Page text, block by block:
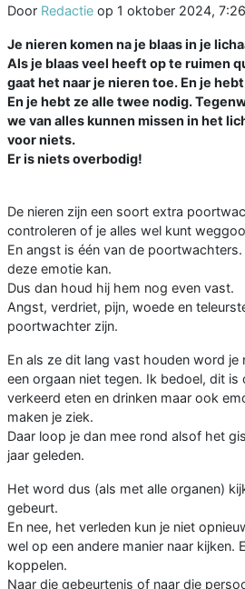
Door Redactie op 1 oktober 2024,
Je nieren komen na je blaas in je
Als je blaas veel heeft op te ruimen
gaat het naar je nieren toe. En je
En je hebt ze alle twee nodig.
we van alles kunnen missen in het
voor niets.
Er is niets overbodig!
De nieren zijn een soort extra
controleren of je alles wel kunt
En angst is één van de
deze emotie kan.
Dus dan houd hij hem nog even vast.
Angst, verdriet, pijn, woede en
poortwachter zijn.
En als ze dit lang vast houden word je
een orgaan niet tegen. Ik bedoel, dit is
verkeerd eten en drinken maar ook
maken je ziek.
Daar loop je dan mee rond alsof het
jaar geleden.
Het word dus (als met alle organen)
gebeurt.
En nee, het verleden kun je niet
wel op een andere manier naar kijken.
koppelen.
Naar die gebeurtenis of naar die